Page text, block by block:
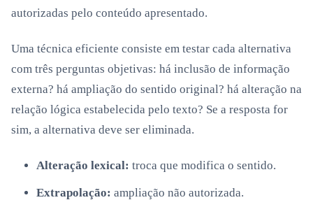
autorizadas pelo conteúdo apresentado.
Uma técnica eficiente consiste em testar cada alternativa
com três perguntas objetivas: há inclusão de informação
externa? há ampliação do sentido original? há alteração na
relação lógica estabelecida pelo texto? Se a resposta for
sim, a alternativa deve ser eliminada.
Alteração lexical: troca que modifica o sentido.
Extrapolação: ampliação não autorizada.